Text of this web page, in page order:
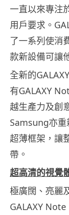
一直以來專注
用戶要求。
了一系列使消
款新設備可讓
全新的
有GALAXY
越生產力及創
Samsung亦重
超薄框架，讓
帶。
超高清的視覺
極廣闊、亮麗
GALAXY